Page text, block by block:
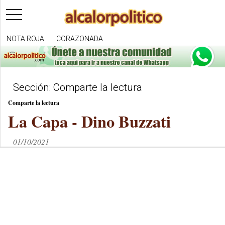
toggle
navigation
NOTA ROJA CORAZONADA
Sección: Comparte la lectura
Comparte la lectura
La Capa - Dino Buzzati
01/10/2021